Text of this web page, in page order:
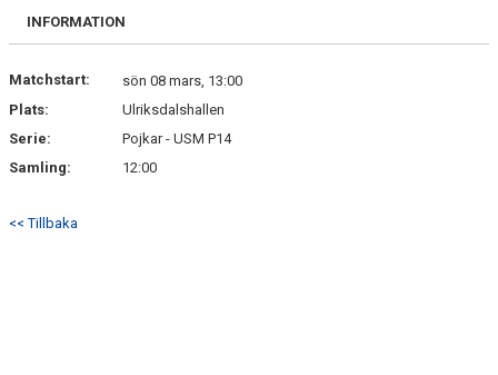
BILDGALLERI
KONTAKT
INFORMATION
Matchstart:
sön 08 mars, 13:00
Plats:
Ulriksdalshallen
Serie:
Pojkar - USM P14
Samling:
12:00
<< Tillbaka